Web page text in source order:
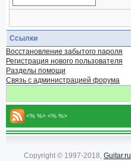
Ссылки
Восстановление забытого пароля
Регистрация нового пользователя
Разделы помощи
Связь с администрацией форума
<% %> <% %>
Copyright © 1997-2018, Guitar.ru